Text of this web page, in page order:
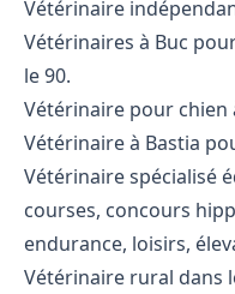
Vétérinaire
Vétérinaires à Buc
le 90.
Vétérinaire pour chien
Vétérinaire à Bastia
Vétérinaire spécialisé
courses, concours
endurance, loisirs,
Vétérinaire rural dans